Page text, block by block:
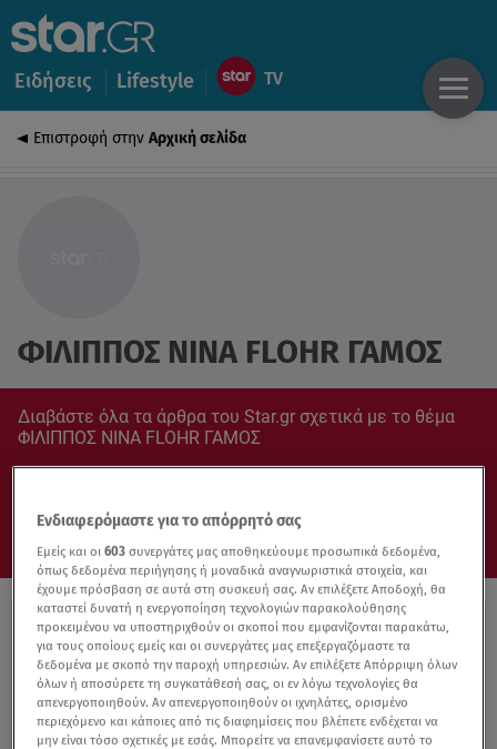
Ειδήσεις Lifestyle
Επιστροφή στην Αρχική σελίδα
ΦΙΛΙΠΠΟΣ NINA FLOHR ΓΑΜΟΣ
Διαβάστε όλα τα άρθρα του Star.gr σχετικά με το θέμα
ΦΙΛΙΠΠΟΣ NINA FLOHR ΓΑΜΟΣ
Ενδιαφερόμαστε για το απόρρητό σας
Εμείς και οι603 συνεργάτες μας αποθηκεύουμε προσωπικά δεδομένα,
όπως δεδομένα περιήγησης ή μοναδικά αναγνωριστικά στοιχεία, και
έχουμε πρόσβαση σε αυτά στη συσκευή σας. Αν επιλέξετε Αποδοχή, θα
καταστεί δυνατή η ενεργοποίηση τεχνολογιών παρακολούθησης
προκειμένου να υποστηριχθούν οι σκοποί που εμφανίζονται παρακάτω,
για τους οποίους εμείς και οι συνεργάτες μας επεξεργαζόμαστε τα
δεδομένα με σκοπό την παροχή υπηρεσιών. Αν επιλέξετε Απόρριψη όλων
όλων ή αποσύρετε τη συγκατάθεσή σας, οι εν λόγω τεχνολογίες θα
απενεργοποιηθούν. Αν απενεργοποιηθούν οι ιχνηλάτες, ορισμένο
περιεχόμενο και κάποιες από τις διαφημίσεις που βλέπετε ενδέχεται να
μην είναι τόσο σχετικές με εσάς. Μπορείτε να επανεμφανίσετε αυτό το